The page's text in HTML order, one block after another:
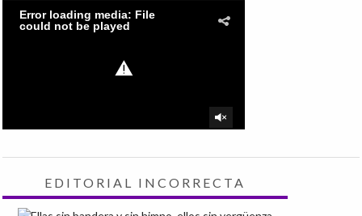
EDITORIAL INCORRECTA